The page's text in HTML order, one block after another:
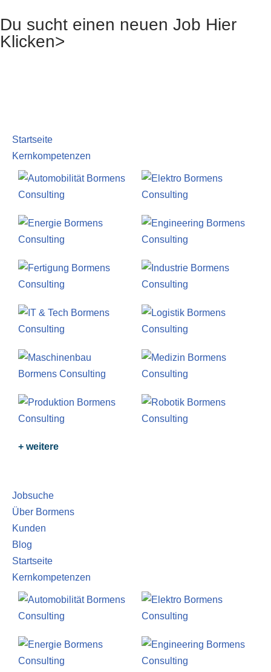
Zum
Inhalt
Du sucht einen neuen Job Hier
Klicken>
Startseite
Kernkompetenzen
+ weitere
Jobsuche
Über Bormens
Kunden
Blog
Startseite
Kernkompetenzen